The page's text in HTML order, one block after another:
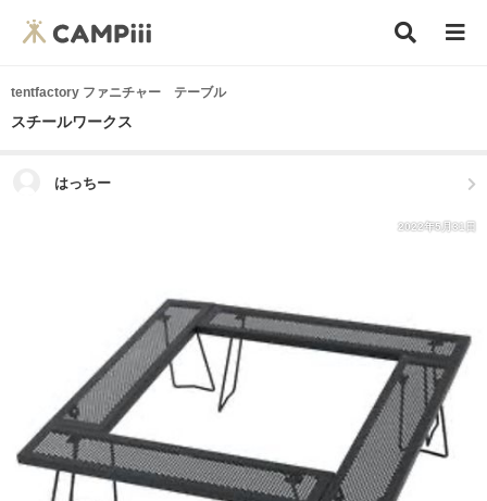
tentfactory ファニチャー テーブル
スチールワークス
はっちー
2022年5月31日